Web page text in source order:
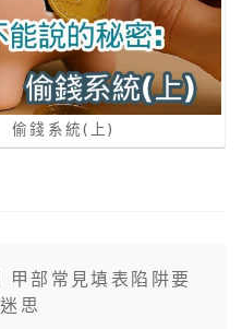
偷錢系統(上)
部常見填表陷阱要
思